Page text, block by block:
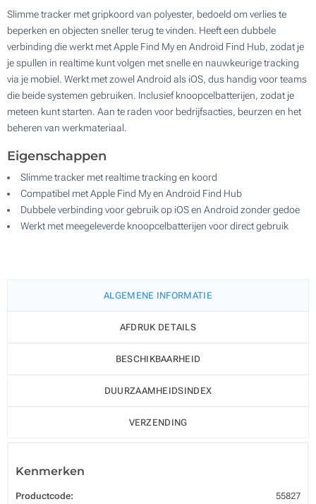
Slimme tracker met gripkoord van polyester, bedoeld om verlies te
beperken en objecten sneller terug te vinden. Heeft een dubbele
verbinding die werkt met Apple Find My en Android Find Hub, zodat je
je spullen in realtime kunt volgen met snelle en nauwkeurige tracking
via je mobiel. Werkt met zowel Android als iOS, dus handig voor teams
die beide systemen gebruiken. Inclusief knoopcelbatterijen, zodat je
meteen kunt starten. Aan te raden voor bedrijfsacties, beurzen en het
beheren van werkmateriaal.
Eigenschappen
Slimme tracker met realtime tracking en koord
Compatibel met Apple Find My en Android Find Hub
Dubbele verbinding voor gebruik op iOS en Android zonder gedoe
Werkt met meegeleverde knoopcelbatterijen voor direct gebruik
ALGEMENE INFORMATIE
AFDRUK DETAILS
BESCHIKBAARHEID
DUURZAAMHEIDSINDEX
VERZENDING
Kenmerken
Productcode: 55827